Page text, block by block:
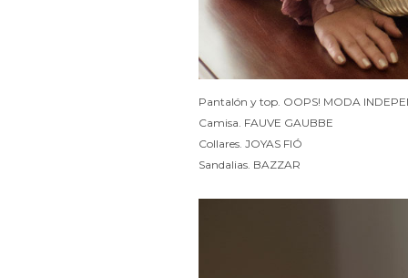
Pantalón y top. OOPS! MODA
Camisa. FAUVE GAUBBE
Collares. JOYAS FIÓ
Sandalias. BAZZAR